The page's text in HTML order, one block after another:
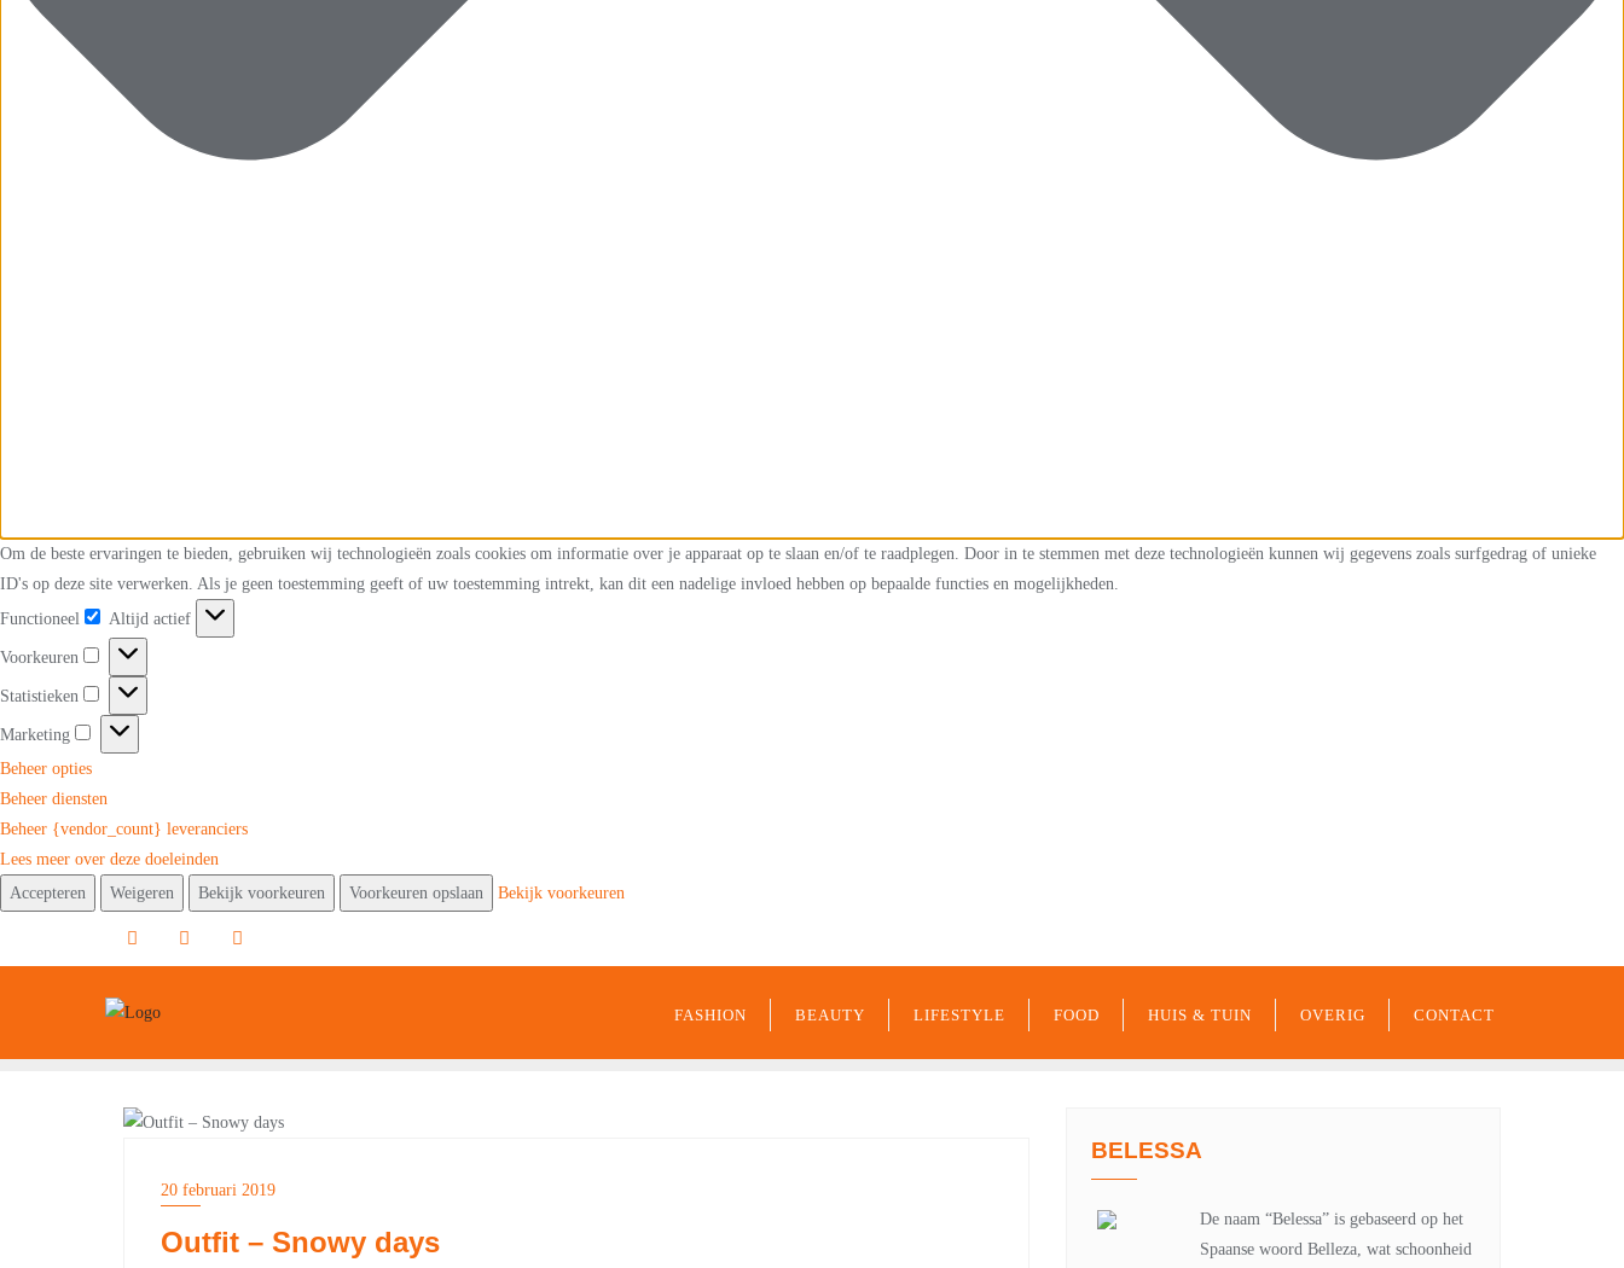
Om de beste ervaringen te bieden, gebruiken wij technologieën zoals cookies om informatie over je apparaat op te slaan en/of te raadplegen. Door in te stemmen met deze technologieën kunnen wij gegevens zoals surfgedrag of unieke
ID's op deze site verwerken. Als je geen toestemming geeft of uw toestemming intrekt, kan dit een nadelige invloed hebben op bepaalde functies en mogelijkheden.
Functioneel
Functioneel
Altijd actief
Voorkeuren
Voorkeuren
Statistieken
Statistieken
Marketing
Marketing
Beheer opties
Beheer diensten
Beheer {vendor_count} leveranciers
Lees meer over deze doeleinden
Accepteren
Weigeren Bekijk voorkeuren Voorkeuren opslaan
Bekijk voorkeuren
FASHION BEAUTY LIFESTYLE FOOD HUIS & TUIN OVERIG CONTACT
20 februari 2019
Outfit – Snowy days
BELESSA
De naam “Belessa” is gebaseerd op het
Spaanse woord Belleza, wat schoonheid